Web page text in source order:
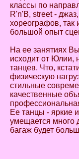
классы по
R'n'B, street -
хореографов, так
большой опыт
На ее занятиях
исходит от Юлии,
танцев. Что,
физическую
стильные
качественные
Ее танцы - яркие
умещается много
багаж будет